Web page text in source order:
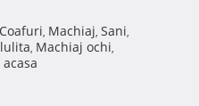
Coafuri, Machiaj, Sani,
, Machiaj ochi,